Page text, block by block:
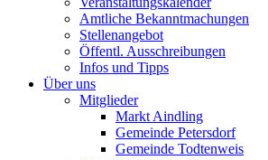
Amtliche Bekanntmachungen
Stellenangebot
Öffentl. Ausschreibungen
Infos und Tipps
Über uns
Mitglieder
Markt Aindling
Gemeinde Petersdorf
Gemeinde Todtenweis